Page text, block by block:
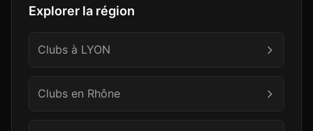
Explorer la région
Clubs à LYON
Clubs en Rhône